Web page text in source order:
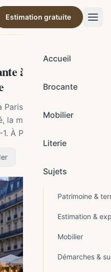
Estimation gratuite
Accueil
Brocante
Mobilier
Literie
Sujets
Patrimoine &
Estimation &
Mobilier
Démarches &
à Paris Demain
demain, il faut
la maille géographique
À Paris, l'information
et ...